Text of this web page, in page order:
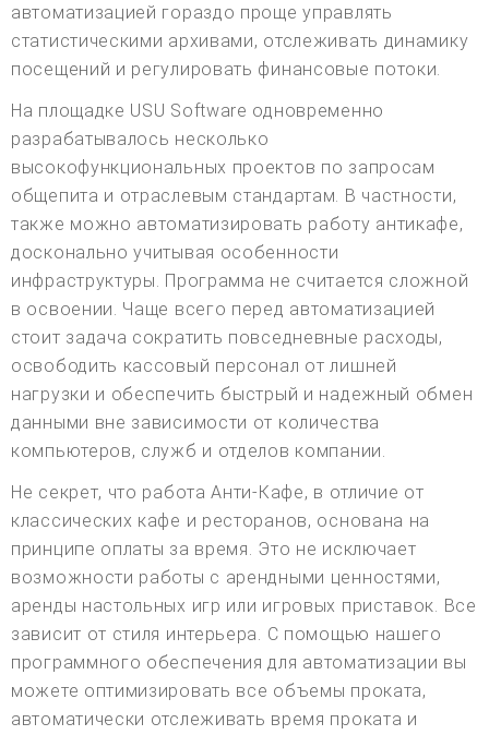
автоматизацией гораздо проще управлять
статистическими архивами, отслеживать динамику
посещений и регулировать финансовые потоки.
На площадке USU Software одновременно
разрабатывалось несколько
высокофункциональных проектов по запросам
общепита и отраслевым стандартам. В частности,
также можно автоматизировать работу антикафе,
досконально учитывая особенности
инфраструктуры. Программа не считается сложной
в освоении. Чаще всего перед автоматизацией
стоит задача сократить повседневные расходы,
освободить кассовый персонал от лишней
нагрузки и обеспечить быстрый и надежный обмен
данными вне зависимости от количества
компьютеров, служб и отделов компании.
Не секрет, что работа Анти-Кафе, в отличие от
классических кафе и ресторанов, основана на
принципе оплаты за время. Это не исключает
возможности работы с арендными ценностями,
аренды настольных игр или игровых приставок. Все
зависит от стиля интерьера. С помощью нашего
программного обеспечения для автоматизации вы
можете оптимизировать все объемы проката,
автоматически отслеживать время проката и